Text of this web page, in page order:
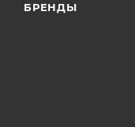
БРЕНДЫ